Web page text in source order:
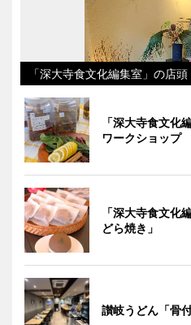
「深大寺食文化編集室」の店頭
「深大寺食文化
ワークショップ
「深大寺食文化
どら焼き」
讃岐うどん「骨